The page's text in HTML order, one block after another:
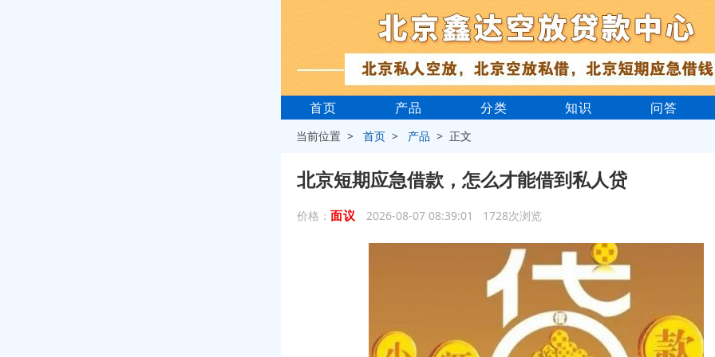
首页 产品 分类 知识 问答
当前位置 >首页 > 产品 > 正文
北京短期应急借款，怎么才能借到私人贷
价格： 面议 2026-08-07 08:39:01 1728次浏览